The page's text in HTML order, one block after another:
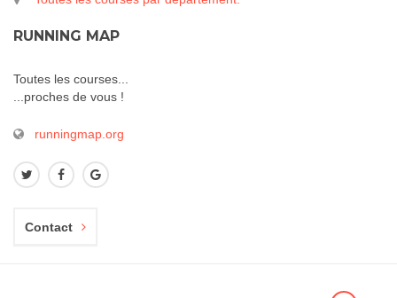
RUNNING MAP
Toutes les courses...
...proches de vous !
runningmap.org
Contact